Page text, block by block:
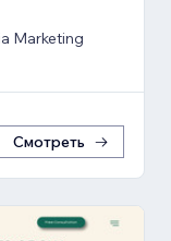
Marketing
Смотреть